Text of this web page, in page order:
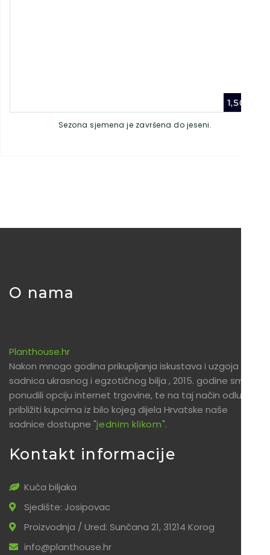
1,50
Sezona sjemena je završena do jeseni.
O nama
Planthouse.hr
Nakon mnogo godina prikupljanja iskustava i uzgoja
sadnica ukrasnog i egzotičnog bilja , 2015. godine smo
ponudili opciju internet trgovine, te na taj način odlučili
približiti kupcima iz bilo kojeg dijela Hrvatske naše
sadnice dostupne "jednim klikom".
Kontakt informacije
Kuća biljaka
Sjedište: Josipovac
Proizvodnja / Ured: Sunčana 21, 31214 Korog
info@planthouse.hr